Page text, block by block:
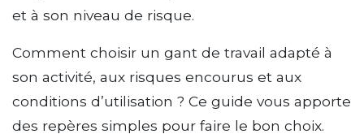
et à son niveau de risque.
Comment choisir un gant de travail adapté à
son activité, aux risques encourus et aux
conditions d’utilisation ? Ce guide vous apporte
des repères simples pour faire le bon choix.